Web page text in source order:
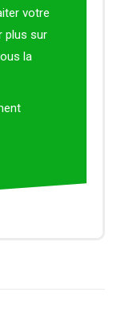
votre
plus sur
la